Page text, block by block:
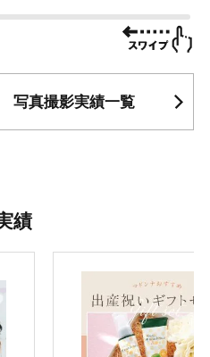
写真撮影実績一覧
績